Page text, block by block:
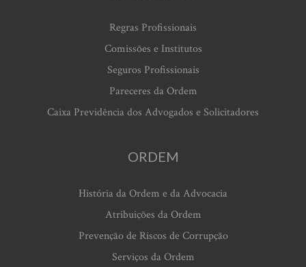
Regras Profissionais
Comissões e Institutos
Seguros Profissionais
Pareceres da Ordem
Caixa Previdência dos Advogados e Solicitadores
ORDEM
História da Ordem e da Advocacia
Atribuições da Ordem
Prevenção de Riscos de Corrupção
Serviços da Ordem